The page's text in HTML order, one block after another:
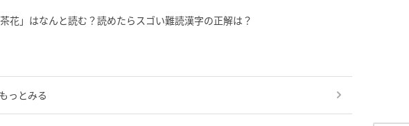
花」はなんと読む？読めたらスゴい難読漢字の正解は？
っとみる